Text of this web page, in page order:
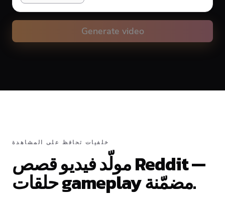
#FFFFFF
Top Middle Bottom
Generate video
خلفيات تحافظ على المشاهدة
مولّد فيديو قصص Reddit —
حلقات gameplay مضمّنة.